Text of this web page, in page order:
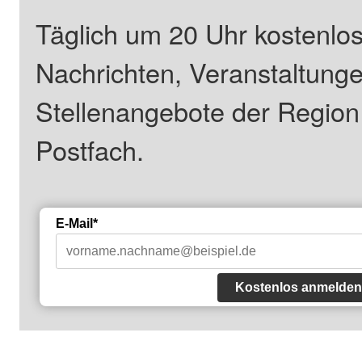
Täglich um 20 Uhr
Nachrichten,
Stellenangebote der
Postfach.
E-Mail*
Kostenlos anmelden